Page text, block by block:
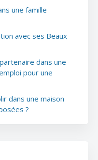
une famille
avec ses Beaux-
dans une
pour une
dans une maison
?